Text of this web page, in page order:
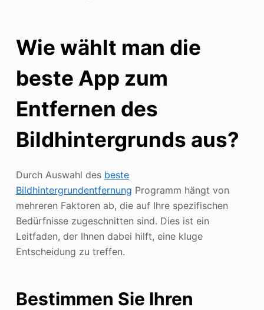
Wie wählt man die
beste App zum
Entfernen des
Bildhintergrunds aus?
Durch Auswahl des beste
Bildhintergrundentfernung Programm hängt von
mehreren Faktoren ab, die auf Ihre spezifischen
Bedürfnisse zugeschnitten sind. Dies ist ein
Leitfaden, der Ihnen dabei hilft, eine kluge
Entscheidung zu treffen.
Bestimmen Sie Ihren